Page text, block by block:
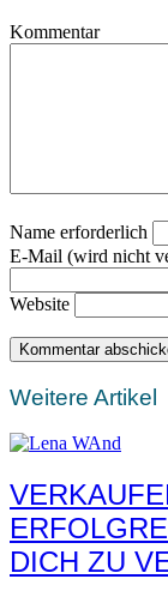
Kommentar
Name erforderlich
E-Mail (wird nicht
Website
Weitere Artikel
DICH ZU